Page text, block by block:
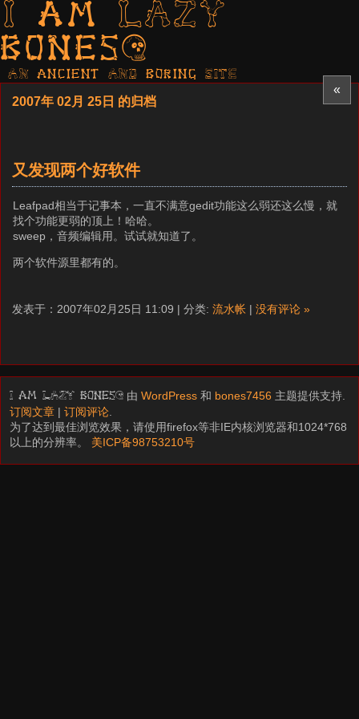
I am LAZY
bones?
AN ancient AND boring SITE
«
2007年 02月 25日 的归档
又发现两个好软件
Leafpad相当于记事本，一直不满意gedit功能这么弱还这么慢，就
找个功能更弱的顶上！哈哈。
sweep，音频编辑用。试试就知道了。
两个软件源里都有的。
发表于：2007年02月25日 11:09 | 分类: 流水帐 | 没有评论 »
I am LAZY bones? 由WordPress 和 bones7456 主题提供支持.
订阅文章 |订阅评论
为了达到最佳浏览效果，请使用firefox等非IE内核浏览器和1024*768
以上的分辨率。 美ICP备98753210号